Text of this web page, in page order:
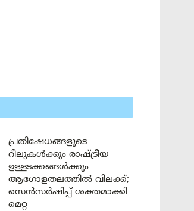
പ്രതിഷേധങ്ങളുടെ
റീലുകൾക്കും രാഷ്ട്രീയ
ഉള്ളടക്കങ്ങൾക്കും
ആഗോളതലത്തിൽ വിലക്ക്;
സെൻസർഷിപ്പ് ശക്തമാക്കി
മെറ്റ